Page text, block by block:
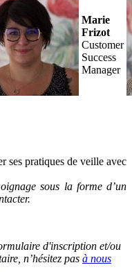
Marie
Frizot
Customer
Success
Manager
ses pratiques de veille avec
sous la forme d’un
d'inscription et/ou
n’hésitez pas à nous